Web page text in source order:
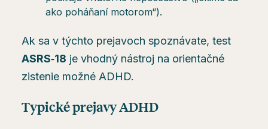
ako poháňaní motorom“).
Ak sa v týchto prejavoch spoznávate, test
ASRS‑18 je vhodný nástroj na orientačné
zistenie možné ADHD.
Typické prejavy ADHD